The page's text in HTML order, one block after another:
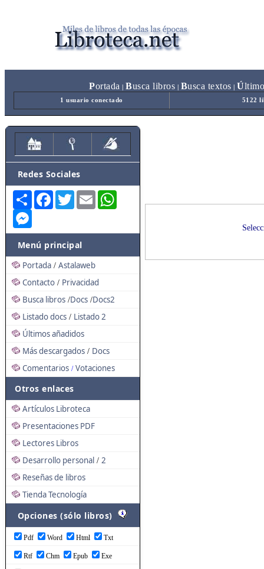
Portada Busca libros Busca textos Ú
1 usuario conectado 5122
Redes Sociales
Share FacebookTwitterEmail
Menú principal
Portada / Astalaweb
Contacto / Privacidad
Busca libros /Docs /Docs2
Listado docs / Listado 2
Últimos añadidos
Más descargados / Docs
Comentarios / Votaciones
Otros enlaces
Artículos Libroteca
Presentaciones PDF
Lectores Libros
Desarrollo personal / 2
Reseñas de libros
Tienda Tecnología
Opciones (sólo libros)
Pdf Word Html Txt
Rtf Chm Epub Exe